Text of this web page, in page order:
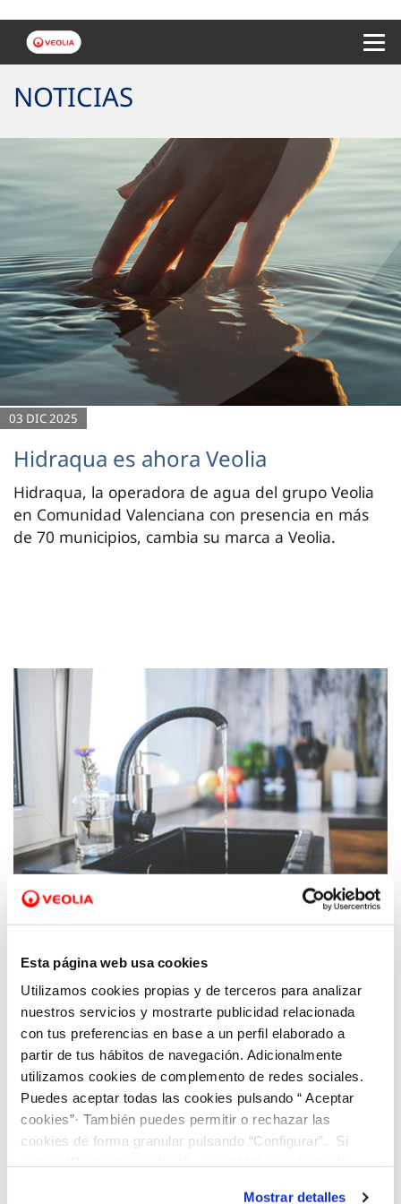
Esta página web usa cookies
Utilizamos cookies propias y de terceros para analizar
nuestros servicios y mostrarte publicidad relacionada
con tus preferencias en base a un perfil elaborado a
partir de tus hábitos de navegación. Adicionalmente
utilizamos cookies de complemento de redes sociales.
Puedes aceptar todas las cookies pulsando “ Aceptar
cookies”· También puedes permitir o rechazar las
cookies de forma granular pulsando “Configurar”. Si
Mostrar detalles
NOTICIAS
03 DIC 2025
Hidraqua es ahora Veolia
Hidraqua, la operadora de agua del grupo Veolia
en Comunidad Valenciana con presencia en más
de 70 municipios, cambia su marca a Veolia.
15 SEP 2019
Bigastro, Hurchillo y Arneva